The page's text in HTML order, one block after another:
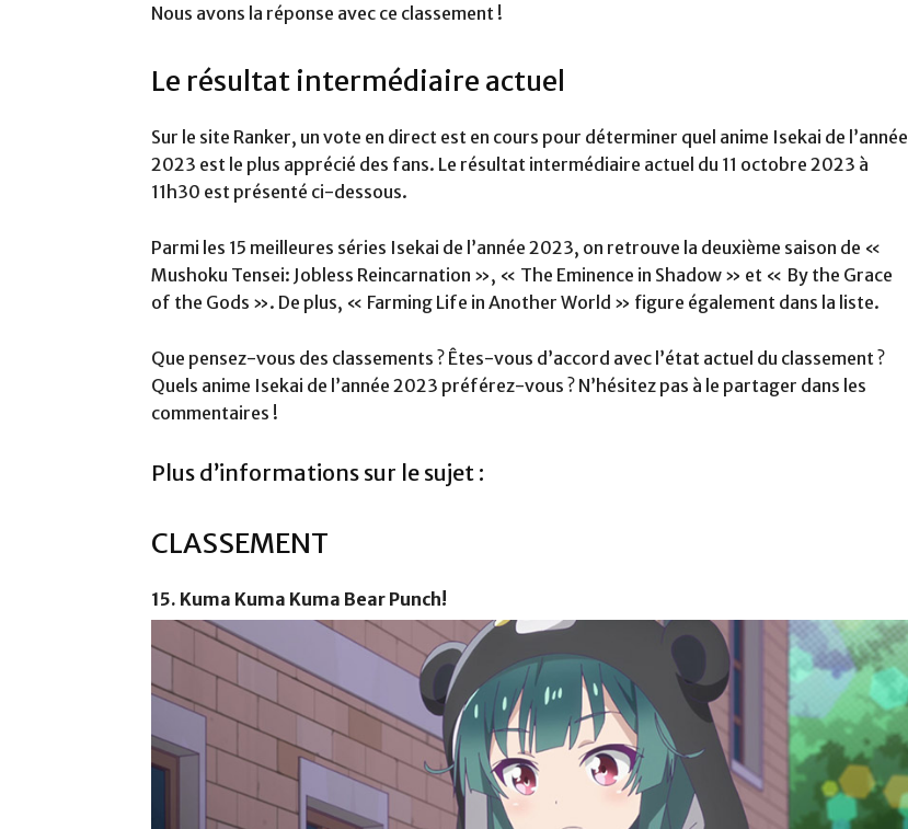
Nous avons la réponse avec ce classement !
Le résultat intermédiaire actuel
Sur le site Ranker, un vote en direct est en cours pour déterminer quel anime Isekai de l’année
2023 est le plus apprécié des fans. Le résultat intermédiaire actuel du 11 octobre 2023 à
11h30 est présenté ci-dessous.
Parmi les 15 meilleures séries Isekai de l’année 2023, on retrouve la deuxième saison de «
Mushoku Tensei: Jobless Reincarnation », « The Eminence in Shadow » et « By the Grace
of the Gods ». De plus, « Farming Life in Another World » figure également dans la liste.
Que pensez-vous des classements ? Êtes-vous d’accord avec l’état actuel du classement ?
Quels anime Isekai de l’année 2023 préférez-vous ? N’hésitez pas à le partager dans les
commentaires !
Plus d’informations sur le sujet :
CLASSEMENT
15. Kuma Kuma Kuma Bear Punch!